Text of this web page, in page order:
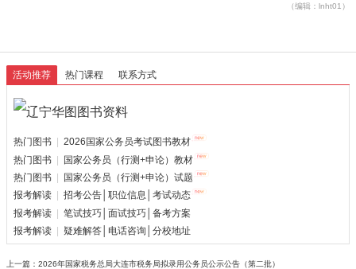
（编辑：lnht01）
活动推荐 热门课程 联系方式
热门图书
2026国家公务员考试图书教材
热门图书
国家公务员（行测+申论）教材
热门图书
国家公务员（行测+申论）试题
报考解读
招考公告│职位信息│考试动态
报考解读
笔试技巧│面试技巧│备考方案
报考解读
疑难解答│电话咨询│分校地址
上一篇： 2026年国家税务总局大连市税务局拟录用公务员公示公告（第二批）